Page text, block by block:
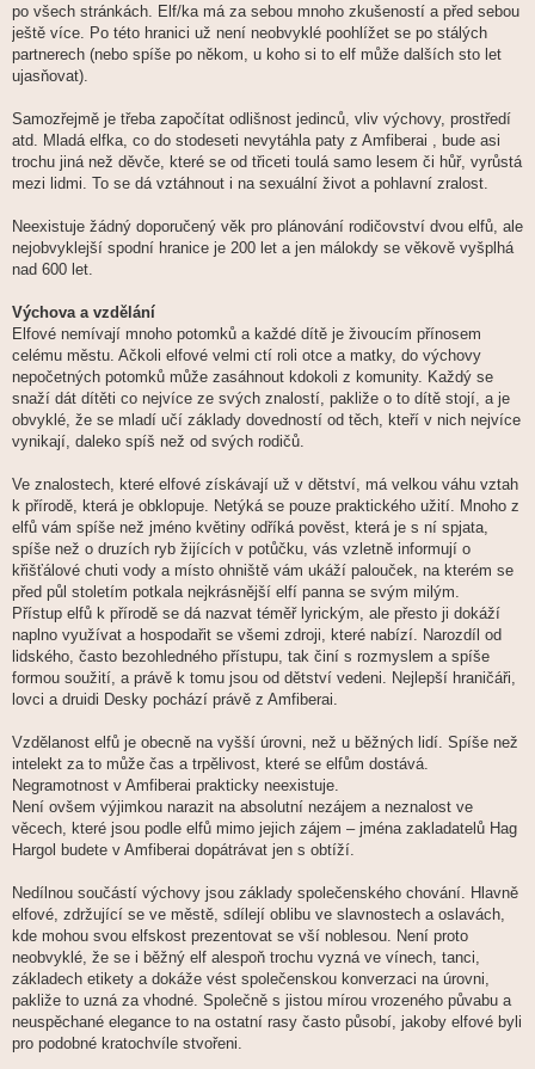
po všech stránkách. Elf/ka má za sebou mnoho zkušeností a před sebou
ještě více. Po této hranici už není neobvyklé poohlížet se po stálých
partnerech (nebo spíše po někom, u koho si to elf může dalších sto let
ujasňovat).
Samozřejmě je třeba započítat odlišnost jedinců, vliv výchovy, prostředí
atd. Mladá elfka, co do stodeseti nevytáhla paty z Amfiberai , bude asi
trochu jiná než děvče, které se od třiceti toulá samo lesem či hůř, vyrůstá
mezi lidmi. To se dá vztáhnout i na sexuální život a pohlavní zralost.
Neexistuje žádný doporučený věk pro plánování rodičovství dvou elfů, ale
nejobvyklejší spodní hranice je 200 let a jen málokdy se věkově vyšplhá
nad 600 let.
Výchova a vzdělání
Elfové nemívají mnoho potomků a každé dítě je živoucím přínosem
celému městu. Ačkoli elfové velmi ctí roli otce a matky, do výchovy
nepočetných potomků může zasáhnout kdokoli z komunity. Každý se
snaží dát dítěti co nejvíce ze svých znalostí, pakliže o to dítě stojí, a je
obvyklé, že se mladí učí základy dovedností od těch, kteří v nich nejvíce
vynikají, daleko spíš než od svých rodičů.
Ve znalostech, které elfové získávají už v dětství, má velkou váhu vztah
k přírodě, která je obklopuje. Netýká se pouze praktického užití. Mnoho z
elfů vám spíše než jméno květiny odříká pověst, která je s ní spjata,
spíše než o druzích ryb žijících v potůčku, vás vzletně informují o
křišťálové chuti vody a místo ohniště vám ukáží palouček, na kterém se
před půl stoletím potkala nejkrásnější elfí panna se svým milým.
Přístup elfů k přírodě se dá nazvat téměř lyrickým, ale přesto ji dokáží
naplno využívat a hospodařit se všemi zdroji, které nabízí. Narozdíl od
lidského, často bezohledného přístupu, tak činí s rozmyslem a spíše
formou soužití, a právě k tomu jsou od dětství vedeni. Nejlepší hraničáři,
lovci a druidi Desky pochází právě z Amfiberai.
Vzdělanost elfů je obecně na vyšší úrovni, než u běžných lidí. Spíše než
intelekt za to může čas a trpělivost, které se elfům dostává.
Negramotnost v Amfiberai prakticky neexistuje.
Není ovšem výjimkou narazit na absolutní nezájem a neznalost ve
věcech, které jsou podle elfů mimo jejich zájem – jména zakladatelů Hag
Hargol budete v Amfiberai dopátrávat jen s obtíží.
Nedílnou součástí výchovy jsou základy společenského chování. Hlavně
elfové, zdržující se ve městě, sdílejí oblibu ve slavnostech a oslavách,
kde mohou svou elfskost prezentovat se vší noblesou. Není proto
neobvyklé, že se i běžný elf alespoň trochu vyzná ve vínech, tanci,
základech etikety a dokáže vést společenskou konverzaci na úrovni,
pakliže to uzná za vhodné. Společně s jistou mírou vrozeného půvabu a
neuspěchané elegance to na ostatní rasy často působí, jakoby elfové byli
pro podobné kratochvíle stvořeni.